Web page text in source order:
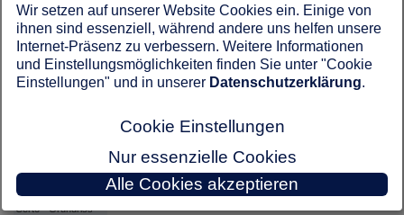
Kern-Haus - Haus
Kern-Haus - Haus
Certo - Grundriss
Wir setzen auf unserer Website Cookies ein. Einige von
ihnen sind essenziell, während andere uns helfen unsere
Internet-Präsenz zu verbessern. Weitere Informationen
und Einstellungsmöglichkeiten finden Sie unter "Cookie
Einstellungen" und in unserer Datenschutzerklärung.
Cookie Einstellungen
Nur essenzielle Cookies
Alle Cookies akzeptieren